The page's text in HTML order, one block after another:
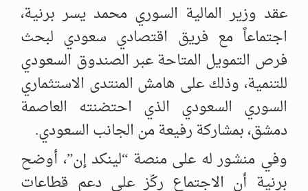
عقد وزير المالية السوري محمد يسر برنية،
اجتماعاً مع فريق اقتصادي سعودي لبحث
فرص التمويل المتاحة عبر الصندوق السعودي
للتنمية، وذلك على هامش المنتدى الاستثماري
السوري السعودي الذي احتضنته العاصمة
دمشق، بمشاركة رفيعة من الجانب السعودي.
وفي منشور له على منصة “لينكد إن”، أوضح
برنية أن الاجتماع ركّز على دعم قطاعات